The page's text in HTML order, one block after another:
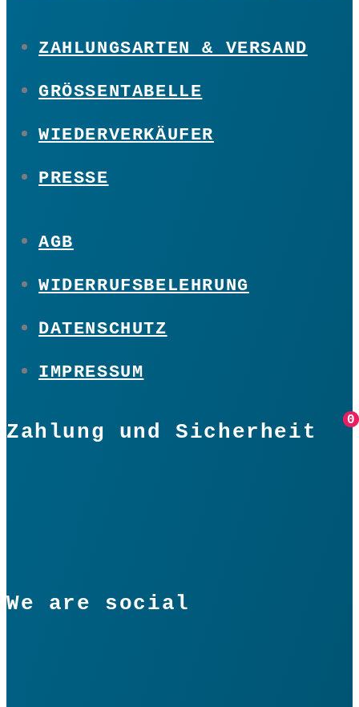
0
0
ZAHLUNGSARTEN & VERSAND
GRÖSSENTABELLE
WIEDERVERKÄUFER
PRESSE
AGB
WIDERRUFSBELEHRUNG
DATENSCHUTZ
IMPRESSUM
Zahlung und Sicherheit
We are social